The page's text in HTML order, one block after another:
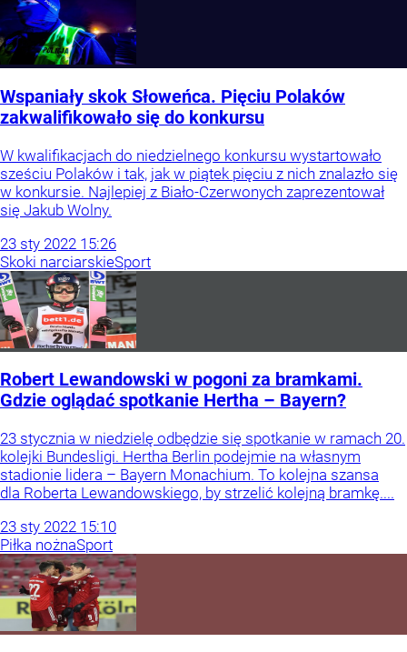
Wspaniały skok Słoweńca. Pięciu Polaków
zakwalifikowało się do konkursu
W kwalifikacjach do niedzielnego konkursu wystartowało
sześciu Polaków i tak, jak w piątek pięciu z nich znalazło się
w konkursie. Najlepiej z Biało-Czerwonych zaprezentował
się Jakub Wolny.
23 sty 2022 15:26
Skoki narciarskieSport
Robert Lewandowski w pogoni za bramkami.
Gdzie oglądać spotkanie Hertha – Bayern?
23 stycznia w niedzielę odbędzie się spotkanie w ramach 20.
kolejki Bundesligi. Hertha Berlin podejmie na własnym
stadionie lidera – Bayern Monachium. To kolejna szansa
dla Roberta Lewandowskiego, by strzelić kolejną bramkę....
23 sty 2022 15:10
Piłka nożnaSport